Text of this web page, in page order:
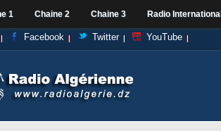
1 Chaine 2 Chaine 3 Radio International
Facebook Twitter YouTube